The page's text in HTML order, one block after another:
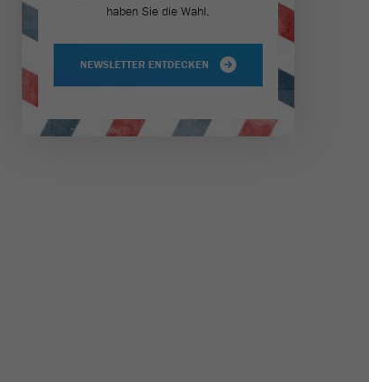
haben Sie die Wahl.
NEWSLETTER ENTDECKEN